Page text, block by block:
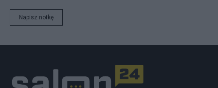
Napisz notkę